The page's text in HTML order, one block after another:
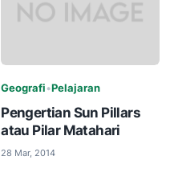
Geografi •Pelajaran
Pengertian Sun Pillars
atau Pilar Matahari
28 Mar, 2014